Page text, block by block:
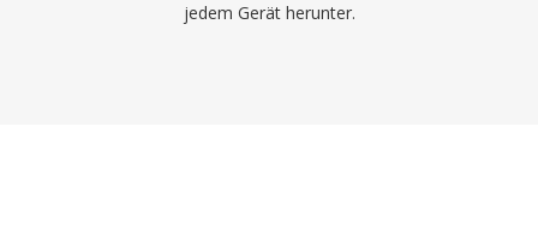
jedem Gerät herunter.